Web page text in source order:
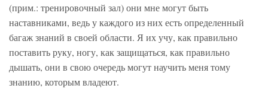
(прим.: тренировочный зал) они мне могут быть
наставниками, ведь у каждого из них есть определенный
багаж знаний в своей области. Я их учу, как правильно
поставить руку, ногу, как защищаться, как правильно
дышать, они в свою очередь могут научить меня тому
знанию, которым владеют.